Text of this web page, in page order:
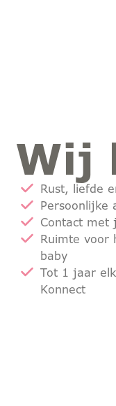
Wij
Rust, liefde
Persoonlijke
Contact met
Ruimte voor
baby
Tot 1 jaar
Konnect